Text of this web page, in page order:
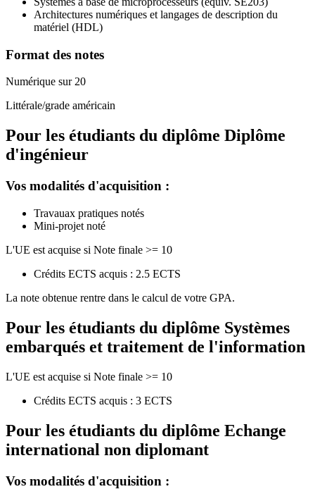
Architectures numériques et langages de description du
matériel (HDL)
Format des notes
Numérique sur 20
Littérale/grade américain
Pour les étudiants du diplôme Diplôme
d'ingénieur
Vos modalités d'acquisition :
Travauax pratiques notés
Mini-projet noté
L'UE est acquise si Note finale >= 10
Crédits ECTS acquis : 2.5 ECTS
La note obtenue rentre dans le calcul de votre GPA.
Pour les étudiants du diplôme Systèmes
embarqués et traitement de l'information
L'UE est acquise si Note finale >= 10
Crédits ECTS acquis : 3 ECTS
Pour les étudiants du diplôme Echange
international non diplomant
Vos modalités d'acquisition :